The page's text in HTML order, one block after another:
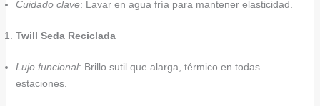
Cuidado clave: Lavar en agua fría para mantener elasticidad.
Twill Seda Reciclada
Lujo funcional: Brillo sutil que alarga, térmico en todas
estaciones.